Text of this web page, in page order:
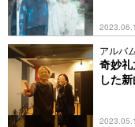
アルバ
奇妙
した